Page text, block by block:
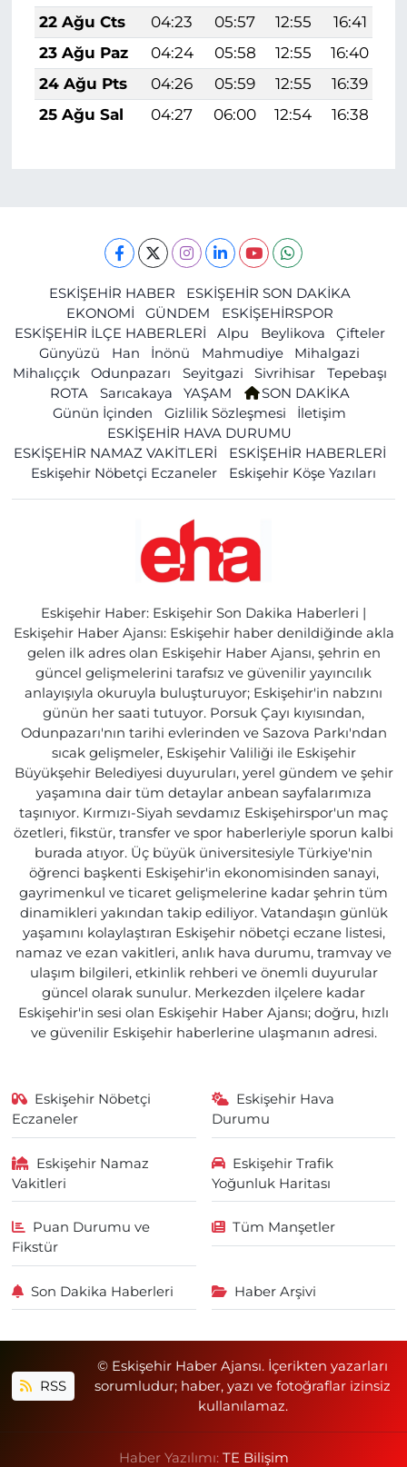
22 Ağu Cts 04:23 05:57 12:55 16:41
23 Ağu Paz
04:24 05:58 12:55 16:40
24 Ağu Pts
04:26 05:59 12:55 16:39
25 Ağu Sal
04:27 06:00 12:54 16:38
ESKİŞEHİR HABER
ESKİŞEHİR SON DAKİKA
EKONOMİ
GÜNDEM
ESKİŞEHİRSPOR
ESKİŞEHİR İLÇE HABERLERİ
Alpu Beylikova
Çifteler
Günyüzü
Han İnönü Mahmudiye
Mihalgazi
Mihalıççık
Odunpazarı Seyitgazi Sivrihisar
Tepebaşı
ROTA
Sarıcakaya YAŞAM
SON DAKİKA
Günün İçinden
Gizlilik Sözleşmesi
İletişim
ESKİŞEHİR HAVA DURUMU
ESKİŞEHİR NAMAZ VAKİTLERİ
ESKİŞEHİR HABERLERİ
Eskişehir Nöbetçi Eczaneler
Eskişehir Köşe Yazıları
Eskişehir Haber: Eskişehir Son Dakika Haberleri |
Eskişehir Haber Ajansı: Eskişehir haber denildiğinde akla
gelen ilk adres olan Eskişehir Haber Ajansı, şehrin en
güncel gelişmelerini tarafsız ve güvenilir yayıncılık
anlayışıyla okuruyla buluşturuyor; Eskişehir'in nabzını
günün her saati tutuyor. Porsuk Çayı kıyısından,
Odunpazarı'nın tarihi evlerinden ve Sazova Parkı'ndan
sıcak gelişmeler, Eskişehir Valiliği ile Eskişehir
Büyükşehir Belediyesi duyuruları, yerel gündem ve şehir
yaşamına dair tüm detaylar anbean sayfalarımıza
taşınıyor. Kırmızı-Siyah sevdamız Eskişehirspor'un maç
özetleri, fikstür, transfer ve spor haberleriyle sporun kalbi
burada atıyor. Üç büyük üniversitesiyle Türkiye'nin
öğrenci başkenti Eskişehir'in ekonomisinden sanayi,
gayrimenkul ve ticaret gelişmelerine kadar şehrin tüm
dinamikleri yakından takip ediliyor. Vatandaşın günlük
yaşamını kolaylaştıran Eskişehir nöbetçi eczane listesi,
namaz ve ezan vakitleri, anlık hava durumu, tramvay ve
ulaşım bilgileri, etkinlik rehberi ve önemli duyurular
güncel olarak sunulur. Merkezden ilçelere kadar
Eskişehir'in sesi olan Eskişehir Haber Ajansı; doğru, hızlı
ve güvenilir Eskişehir haberlerine ulaşmanın adresi.
Eskişehir Nöbetçi
Eczaneler
Eskişehir Hava
Durumu
Eskişehir Namaz
Vakitleri
Eskişehir Trafik
Yoğunluk Haritası
Puan Durumu ve
Fikstür
Tüm Manşetler
Son Dakika Haberleri Haber Arşivi
RSS
© Eskişehir Haber Ajansı. İçerikten yazarları
sorumludur; haber, yazı ve fotoğraflar izinsiz
kullanılamaz.
Haber Yazılımı: TE Bilişim